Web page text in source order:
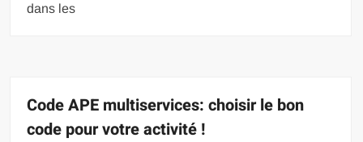
dans les
Code APE multiservices: choisir le bon
code pour votre activité !